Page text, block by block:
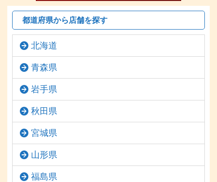
都道府県から店舗を探す
北海道
青森県
岩手県
秋田県
宮城県
山形県
福島県